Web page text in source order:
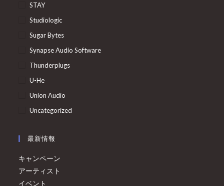
STAY
Studiologic
Sugar Bytes
Synapse Audio Software
Thunderplugs
U-He
Union Audio
Uncategorized
最新情報
キャンペーン
アーティスト
イベント